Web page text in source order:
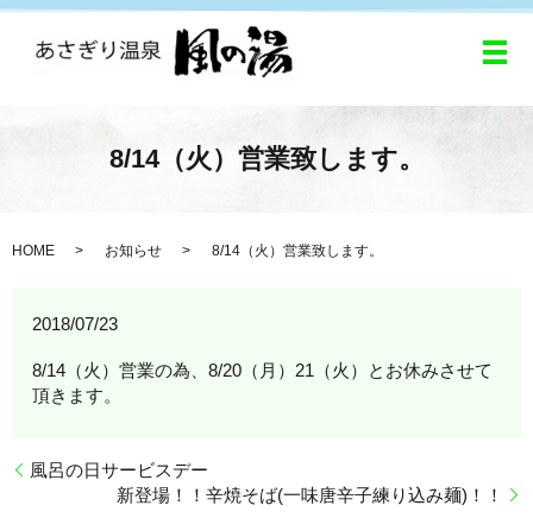
メ
8/14（火）営業致します。
HOME お知らせ 8/14（火）営業致します。
2018/07/23
8/14（火）営業の為、8/20（月）21（火）とお休みさせて
頂きます。
風呂の日サービスデー
新登場！！辛焼そば(一味唐辛子練り込み麺)！！